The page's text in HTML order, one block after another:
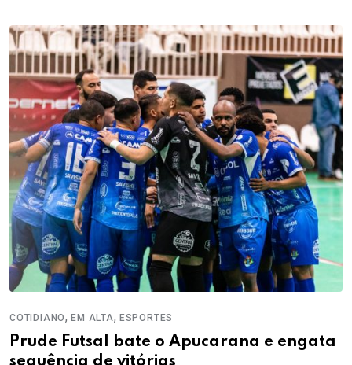
COTIDIANO,EM ALTA, ESPORTES
Prude Futsal bate o Apucarana e engata